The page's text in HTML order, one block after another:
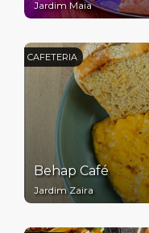
Jardim Maia
CAFETERIA
Behap Café
Jardim Zaira